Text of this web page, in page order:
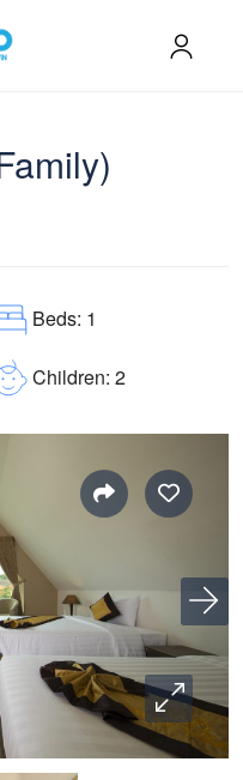
Beds: 1
Children: 2